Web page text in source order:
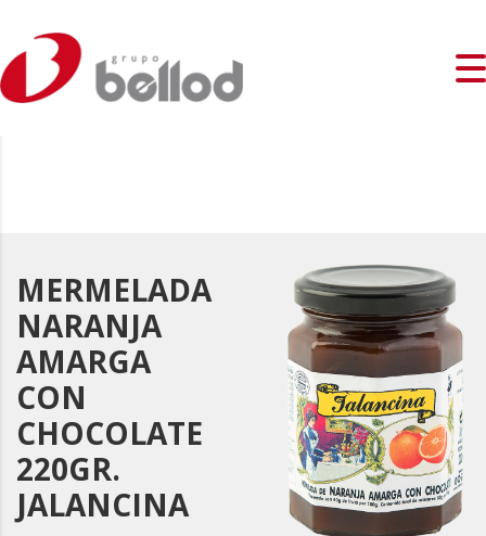
MERMELADA
NARANJA
AMARGA
CON
CHOCOLATE
220GR.
JALANCINA